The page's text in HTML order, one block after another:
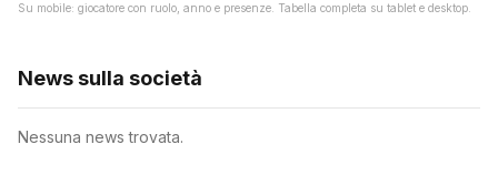
Su mobile: giocatore con ruolo, anno e presenze. Tabella completa su tablet e desktop.
News sulla società
Nessuna news trovata.